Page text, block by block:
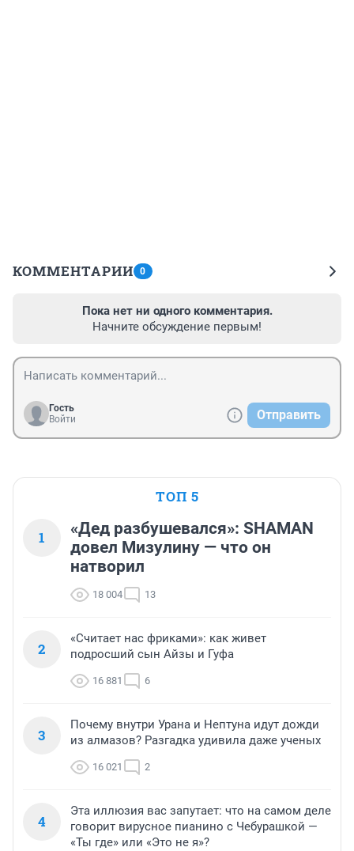
КОММЕНТАРИИ 0
Пока нет ни одного комментария.
Начните обсуждение первым!
Гость
Войти
Отправить
ТОП 5
1
«Дед разбушевался»: SHAMAN
довел Мизулину — что он
натворил
18 004 13
2
«Считает нас фриками»: как живет
подросший сын Айзы и Гуфа
16 881 6
3
Почему внутри Урана и Нептуна идут дожди
из алмазов? Разгадка удивила даже ученых
16 021 2
4
Эта иллюзия вас запутает: что на самом деле
говорит вирусное пианино с Чебурашкой —
«Ты где» или «Это не я»?